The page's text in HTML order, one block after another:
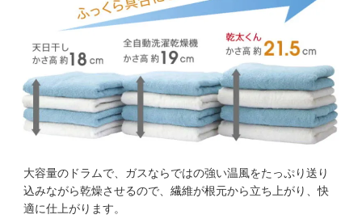
大容量のドラムで、ガスならではの強い温風をたっぷり送り
込みながら乾燥させるので、繊維が根元から立ち上がり、快
適に仕上がります。